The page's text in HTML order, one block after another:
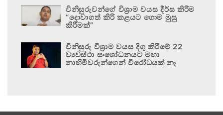
විනිසුරුවන්ගේ විශ්‍රාම වයස දීර්ඝ කිරීම
“දොවාගත් කිරි කළයට ගොම මුසු
කිරීමක්”
විනිසුරු විශ්‍රාම වයස දිගු කිරීමේ 22
ව්‍යවස්ථා සංශෝධනයට මහා
නාහිමිවරුන්ගෙන් විරෝධයක් නෑ